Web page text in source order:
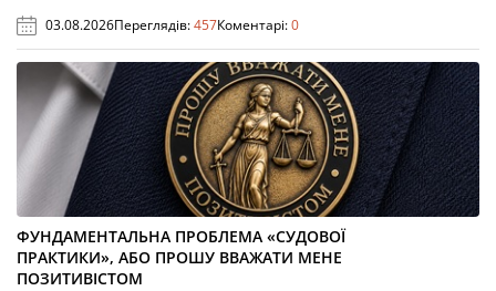
03.08.2026Переглядів:457Коментарі:0
ФУНДАМЕНТАЛЬНА ПРОБЛЕМА «СУДОВОЇ
ПРАКТИКИ», АБО ПРОШУ ВВАЖАТИ МЕНЕ
ПОЗИТИВІСТОМ